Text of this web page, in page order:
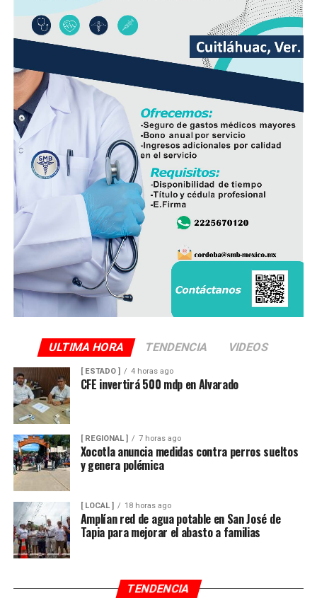
En ese sentido, exhortó a la población a revisar el origen
del huevo antes de comprarlo y dar preferencia al
producto nacional, al asegurar que ofrece mayor
frescura y calidad, además de respaldar la economía de
miles de familias dedicadas a la actividad avícola.
Finalmente, destacó que entre Veracruz y Puebla
operan ocho empresas productoras con más de 350
granjas avícolas, las cuales representan una importante
fuente de empleo y desarrollo económico para
comunidades rurales de ambas entidades.
ULTIMA HORA TENDENCIA VIDEOS
[ ESTADO ] 4 horas ago
CFE invertirá 500 mdp en Alvarado
[ REGIONAL ] 7 horas ago
Xocotla anuncia medidas contra perros sueltos
y genera polémica
[ LOCAL ] 18 horas ago
Amplían red de agua potable en San José de
Tapia para mejorar el abasto a familias
TENDENCIA